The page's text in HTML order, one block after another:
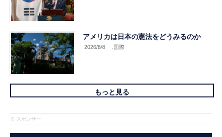
アメリカは日本の憲法をどうみるのか
2026/8/8 .国際
もっと見る
※ スポンサー